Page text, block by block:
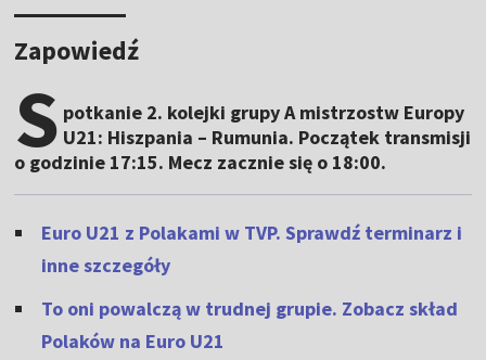
Zapowiedź
S potkanie 2. kolejki grupy A mistrzostw Europy
U21: Hiszpania – Rumunia. Początek transmisji
o godzinie 17:15. Mecz zacznie się o 18:00.
Euro U21 z Polakami w TVP. Sprawdź terminarz i
inne szczegóły
To oni powalczą w trudnej grupie. Zobacz skład
Polaków na Euro U21